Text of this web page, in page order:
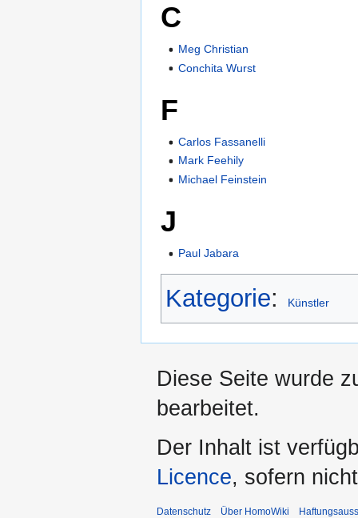
C
Meg Christian
Conchita Wurst
F
Carlos Fassanelli
Mark Feehily
Michael Feinstein
J
Paul Jabara
Kategorie: Künstler
Diese Seite wurde
bearbeitet.
Der Inhalt ist
Licence, sofern
Datenschutz Über HomoWiki